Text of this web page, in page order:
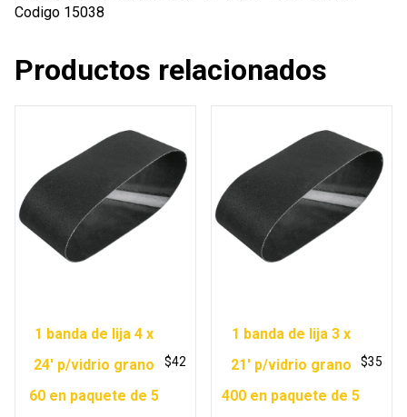
Codigo 15038
Productos relacionados
1 banda de lija 4 x
24′ p/vidrio grano
60 en paquete de 5
$42
1 banda de lija 3 x
21′ p/vidrio grano
400 en paquete de 5
$35